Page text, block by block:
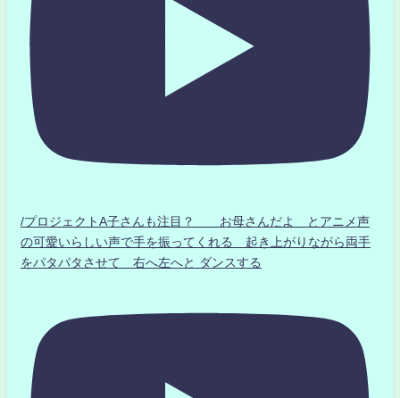
/プロジェクトA子さんも注目？ お母さんだよ とアニメ声
の可愛いらしい声で手を振ってくれる 起き上がりながら両手
をパタパタさせて 右へ左へと ダンスする